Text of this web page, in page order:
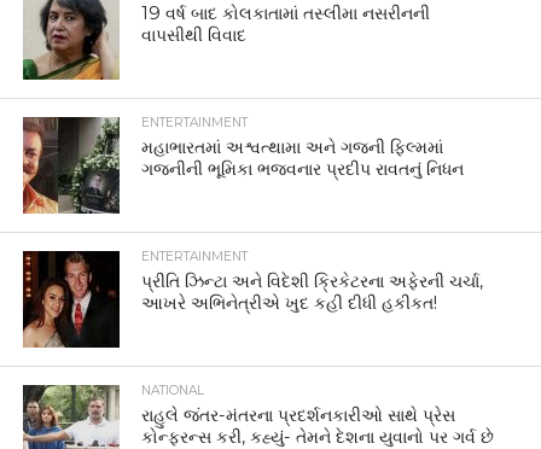
19 વર્ષ બાદ કોલકાતામાં તસ્લીમા નસરીનની
વાપસીથી વિવાદ
ENTERTAINMENT
મહાભારતમાં અશ્વત્થામા અને ગજની ફિલ્મમાં
ગજનીની ભૂમિકા ભજવનાર પ્રદીપ રાવતનું નિધન
ENTERTAINMENT
પ્રીતિ ઝિન્ટા અને વિદેશી ક્રિકેટરના અફેરની ચર્ચા,
આખરે અભિનેત્રીએ ખુદ કહી દીધી હકીકત!
NATIONAL
રાહુલે જંતર-મંતરના પ્રદર્શનકારીઓ સાથે પ્રેસ
કોન્ફરન્સ કરી, કહ્યું- તેમને દેશના યુવાનો પર ગર્વ છે